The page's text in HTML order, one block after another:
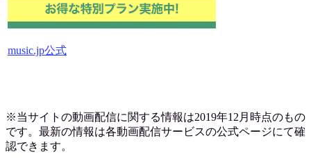
music.jp公式
※当サイトの動画配信に関する情報は2019年12月時点のもの
です。最新の情報は各動画配信サービスの公式ページにて確
認できます。